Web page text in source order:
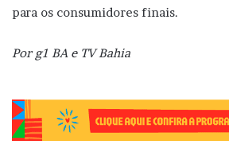
para os consumidores finais.
Por g1 BA e TV Bahia